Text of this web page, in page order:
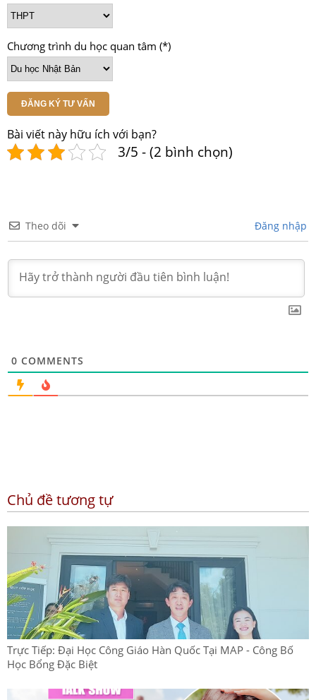
Chương trình du học quan tâm (*)
ĐĂNG KÝ TƯ VẤN
Bài viết này hữu ích với bạn?
3/5 - (2 bình chọn)
Theo dõi Đăng nhập
0 COMMENTS
Chủ đề tương tự
Trực Tiếp: Đại Học Công Giáo Hàn Quốc Tại MAP - Công Bố
Học Bổng Đặc Biệt